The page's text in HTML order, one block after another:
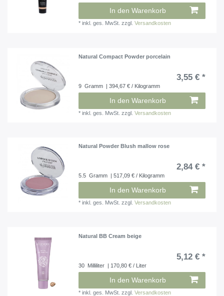
In den Warenkorb
*inkl. ges. MwSt. zzgl.Versandkosten
Natural Compact Powder porcelain
3,55 € *
9 Gramm | 394,67 € / Kilogramm
In den Warenkorb
*inkl. ges. MwSt. zzgl.Versandkosten
Natural Powder Blush mallow rose
2,84 € *
5.5 Gramm | 517,09 € / Kilogramm
In den Warenkorb
*inkl. ges. MwSt. zzgl.Versandkosten
Natural BB Cream beige
5,12 € *
30 Milliliter | 170,80 € / Liter
In den Warenkorb
*inkl. ges. MwSt. zzgl.Versandkosten